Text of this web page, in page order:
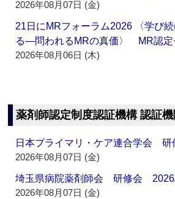
2026年08月07日 (金)
21日にMRフォーラム2026 〈学び
る―問われるMRの真価〉 MR認定
2026年08月06日 (木)
薬剤師認定制度認証機構 認証
日本プライマリ・ケア連合学会
2026年08月07日 (金)
埼玉県病院薬剤師会 研修会
2026年08月07日 (金)